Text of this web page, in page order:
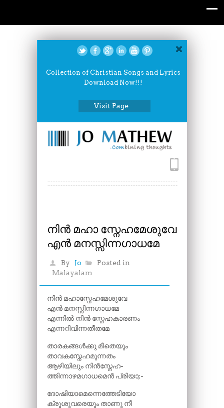
Collection of Christian Songs and Lyrics
Download Now!!!
Visit Page
നിൻ മഹാ സ്നേഹമേശുവേ
എൻ മനസ്സിന്നഗാധമേ
By Jo
Posted in
Malayalam
നിൻ മഹാസ്നേഹമേശുവേ
എൻ മനസ്സിന്നഗാധമേ
എന്നിൽ നിൻ സ്നേഹകാരണം
എന്നറിവിന്നതീതമേ
താരകങ്ങൾക്കു മീതെയും
താവകസ്നേഹമുന്നതം
ആഴിയിലും നിൻസ്നേഹ-
ത്തിന്നാഴമഗാധമെൻ പ്രിയാ;-
ദോഷിയാമെന്നെത്തേടിയോ
ക്രൂശുവരെയും താണു നീ